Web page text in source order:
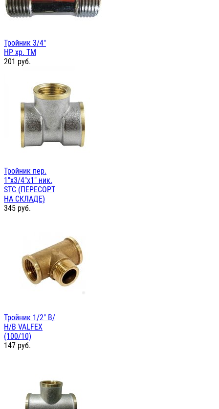
Тройник 3/4"
НР хр. TM
201 руб.
Тройник пер.
1"х3/4"х1" ник.
STC (ПЕРЕСОРТ
НА СКЛАДЕ)
345 руб.
Тройник 1/2" В/
Н/В VALFEX
(100/10)
147 руб.